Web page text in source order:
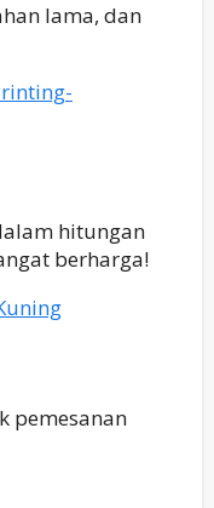
lama, dan
hitungan
berharga!
pemesanan